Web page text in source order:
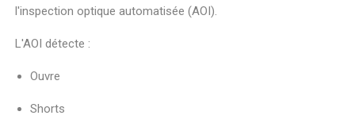
l'inspection optique automatisée (AOI).
L'AOI détecte :
Ouvre
Shorts